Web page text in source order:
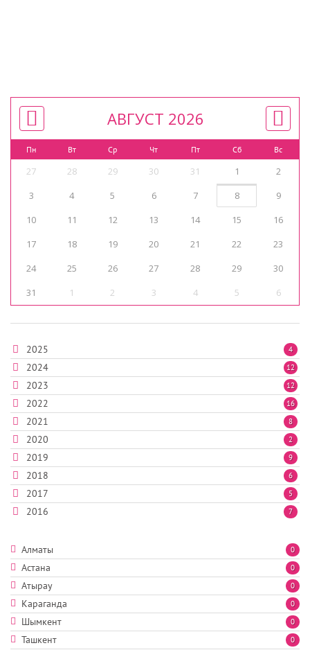
АВГУСТ 2026
Пн Вт Ср Чт Пт Сб Вс
27 28 29 30 31 1
2
3
4 5 6 7 8
9
10
11 12 13 14 15
16
17
18 19 20 21 22
23
24
25 26 27 28 29
30
31
1 2 3 4 5 6
2025 4
2024 12
2023 12
2022 16
2021 8
2020 2
2019 9
2018 6
2017 5
2016 7
0
Алматы
0
Астана
0
Атырау
0
Караганда
0
Шымкент
0
Ташкент